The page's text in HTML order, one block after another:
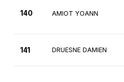
140 AMIOT YOANN
141 DRUESNE DAMIEN